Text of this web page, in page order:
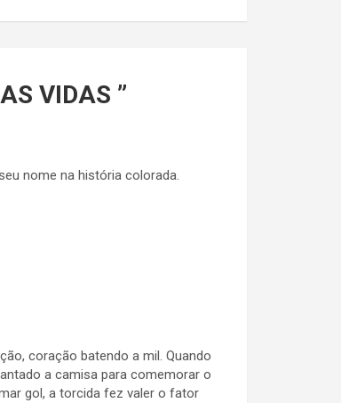
VIDAS ”
nome na história colorada.
coração batendo a mil. Quando
a camisa para comemorar o
gol, a torcida fez valer o fator